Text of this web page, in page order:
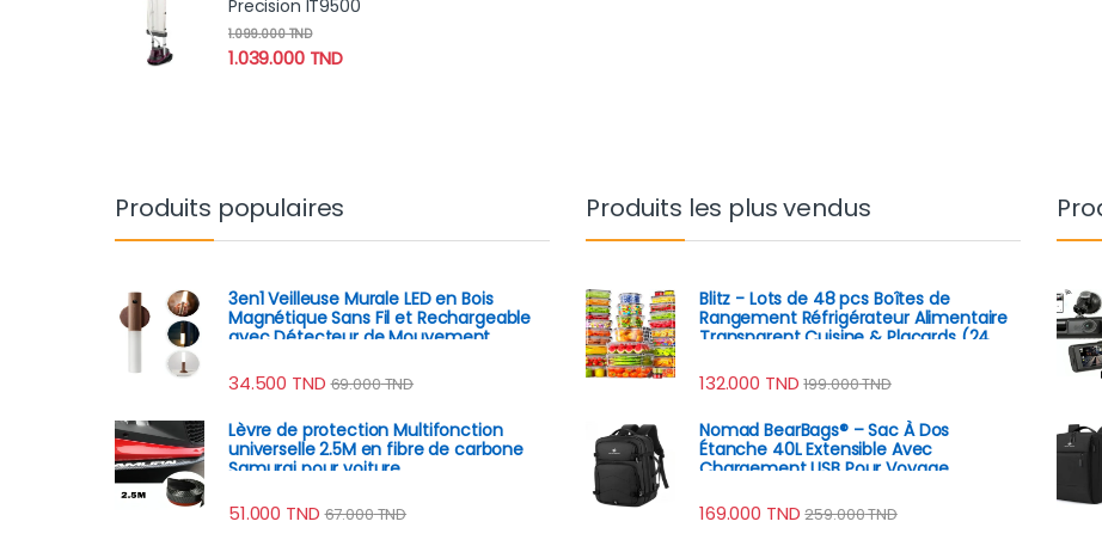
Precision IT9500
1.039.000TND
1.099.000TND
Produits populaires
3en1 Veilleuse Murale LED en Bois
Magnétique Sans Fil et Rechargeable
avec Détecteur de Mouvement
34.500 TND 69.000TND
Lèvre de protection Multifonction
universelle 2.5M en fibre de carbone
Samurai pour voiture
51.000 TND 67.000TND
Produits les plus vendus
Blitz - Lots de 48 pcs Boîtes de
Rangement Réfrigérateur Alimentaire
Transparent Cuisine & Placards (24
132.000 TND 199.000TND
Nomad BearBags® – Sac À Dos
Étanche 40L Extensible Avec
Chargement USB Pour Voyage
169.000 TND 259.000TND